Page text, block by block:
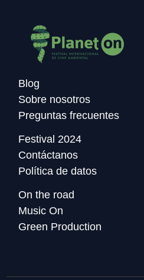
Blog
Sobre nosotros
Preguntas frecuentes
Festival 2024
Contáctanos
Política de datos
On the road
Music On
Green Production